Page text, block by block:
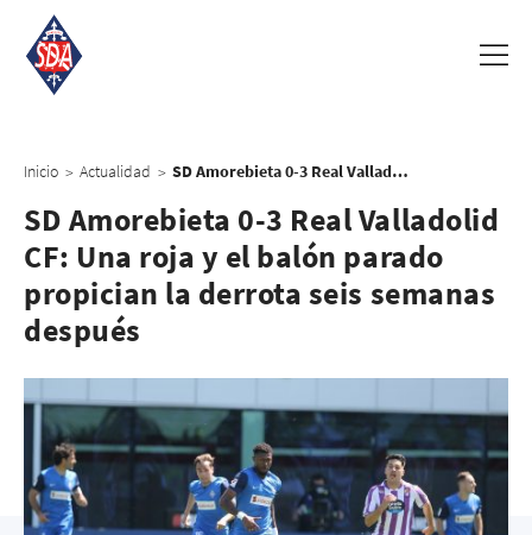
Inicio > Actualidad > SD Amorebieta 0-3 Real Valladolid CF: Una roja y el balón parado propician la derrota seis semanas después
SD Amorebieta 0-3 Real Valladolid
CF: Una roja y el balón parado
propician la derrota seis semanas
después